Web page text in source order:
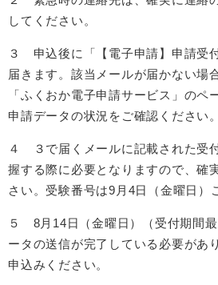
してください。
３ 申込後に「【電子申請】申請受
届きます。該当メールが届かない場
「ふくおか電子申請サービス」のペ
申請データの状況をご確認ください。
４ ３で届くメールに記載された受
握する際に必要となりますので、確
さい。受験番号は9月4日（金曜日）
５ 8月14日（金曜日）（受付期間
ータの送信が完了している必要があ
申込みください。